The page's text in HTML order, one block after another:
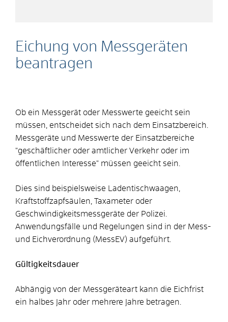
Eichung von Messgeräten
beantragen
Ob ein Messgerät oder Messwerte geeicht sein
müssen, entscheidet sich nach dem Einsatzbereich.
Messgeräte und Messwerte der Einsatzbereiche
"geschäftlicher oder amtlicher Verkehr oder im
öffentlichen Interesse" müssen geeicht sein.
Dies sind beispielsweise Ladentischwaagen,
Kraftstoffzapfsäulen, Taxameter oder
Geschwindigkeitsmessgeräte der Polizei.
Anwendungsfälle und Regelungen sind in der Mess-
und Eichverordnung (MessEV) aufgeführt.
Gültigkeitsdauer
Abhängig von der Messgeräteart kann die Eichfrist
ein halbes Jahr oder mehrere Jahre betragen.